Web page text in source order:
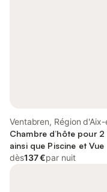
Ventabren, Région
Chambre d’hôte pour
ainsi que Piscine et Vue
dès137 €par nuit